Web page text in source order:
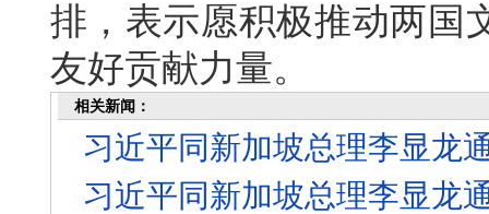
排，表示愿积极推动两国
友好贡献力量。
相关新闻：
习近平同新加坡总理李显龙
习近平同新加坡总理李显龙